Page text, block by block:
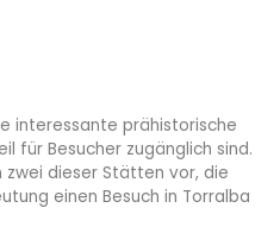
interessante prähistorische
für Besucher zugänglich sind.
zwei dieser Stätten vor, die
einen Besuch in Torralba